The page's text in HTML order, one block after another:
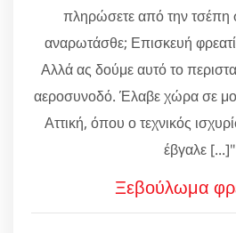
πληρώσετε από την τσέπη
αναρωτάσθε; Επισκευή
Αλλά ας δούμε αυτό το
αεροσυνοδό. Έλαβε χώρα σε
Αττική, όπου ο τεχνικός
έβγαλε [...]"
Ξεβούλωμα